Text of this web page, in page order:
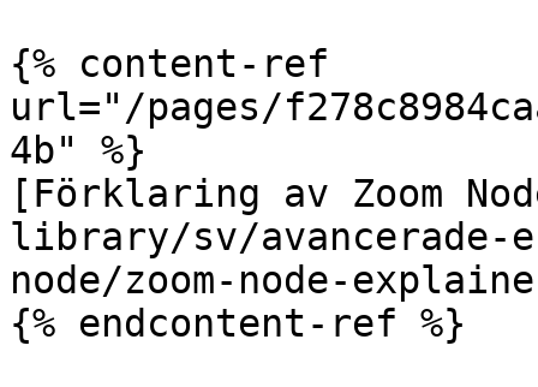
{% content-ref
url="/pages/
4b" %}
[Förklaring av Zoom
library/sv/avancerade-
node/zoom-node-
{% endcontent-ref %}